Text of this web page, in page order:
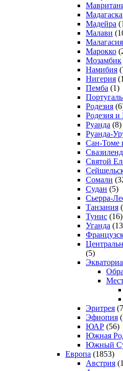
Мадейра
Малави
Малагасия
Марокко
Мозамбик
Намибия
Нигерия
Пемба (1)
Родезия
Родезия и
Руанда (8)
Руанда-
Сан-Томе
Свазиленд
Святой
Сомали
Судан (5)
Сьерра-
Танзания
Тунис (16)
Уганда
(5)
Эритрея
Эфиопия
ЮАР (56)
Южная
Южный
Европа (1853)
Австрия